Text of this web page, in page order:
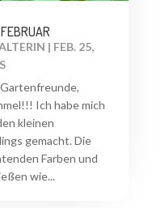
| FEB. 25,
Ich habe mich
kleinen
gemacht. Die
Farben und
wie...